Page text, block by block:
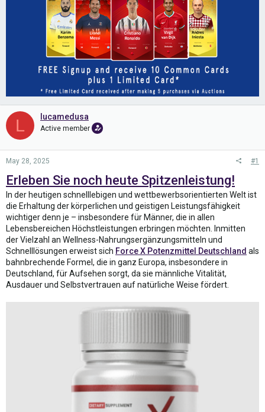
L lucamedusa
Active member
May 28, 2025 #1
Erleben Sie noch heute Spitzenleistung!
In der heutigen schnelllebigen und wettbewerbsorientierten Welt ist
die Erhaltung der körperlichen und geistigen Leistungsfähigkeit
wichtiger denn je – insbesondere für Männer, die in allen
Lebensbereichen Höchstleistungen erbringen möchten. Inmitten
der Vielzahl an Wellness-Nahrungsergänzungsmitteln und
Schnelllösungen erweist sich Force X Potenzmittel Deutschland als
bahnbrechende Formel, die in ganz Europa, insbesondere in
Deutschland, für Aufsehen sorgt, da sie männliche Vitalität,
Ausdauer und Selbstvertrauen auf natürliche Weise fördert.